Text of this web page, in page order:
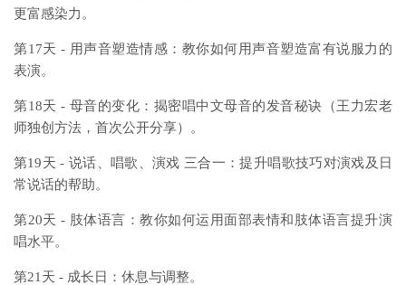
更富感染力。
第17天 - 用声音塑造情感：教你如何用声音塑造富有说服力的
表演。
第18天 - 母音的变化：揭密唱中文母音的发音秘诀（王力宏老
师独创方法，首次公开分享）。
第19天 - 说话、唱歌、演戏 三合一：提升唱歌技巧对演戏及日
常说话的帮助。
第20天 - 肢体语言：教你如何运用面部表情和肢体语言提升演
唱水平。
第21天 - 成长日：休息与调整。